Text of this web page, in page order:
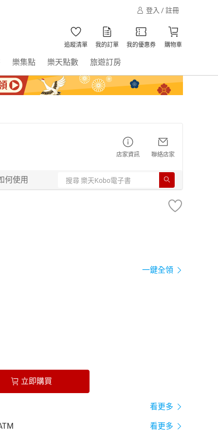
登入 / 註冊
追蹤清單 我的訂單 我的優惠券 購物車
樂集點 樂天點數 旅遊訂房
店家資訊 聯絡店家
何使用
一鍵全領
立即購買
看更多
看更多